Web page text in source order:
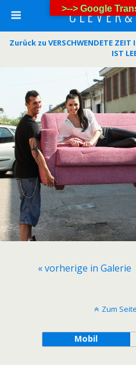
C L E V E R
Zurück zu VERSCHWENDETE ZEIT
IST
« vorherige in Galerie
Zum
Mobil
>--> Google